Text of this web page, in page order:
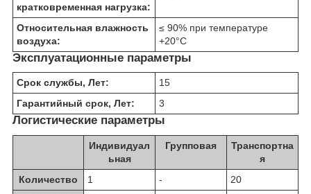
кратковременная нагрузка:
Относительная влажность
воздуха:
≤ 90% при температуре
+20°C
Эксплуатационные параметры
Срок службы, Лет:
15
Гарантийный срок, Лет:
3
Логистические параметры
Индивидуал
ьная
Групповая
Транспортна
я
Количество
1 -
20